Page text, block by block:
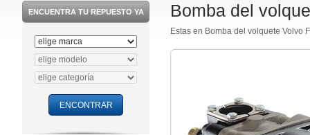
ENCUENTRA TU REPUESTO YA Bomba del
Estas en Bomba del volquete Volvo